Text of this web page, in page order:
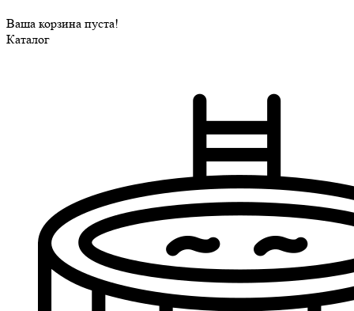
Ваша корзина пуста!
Каталог